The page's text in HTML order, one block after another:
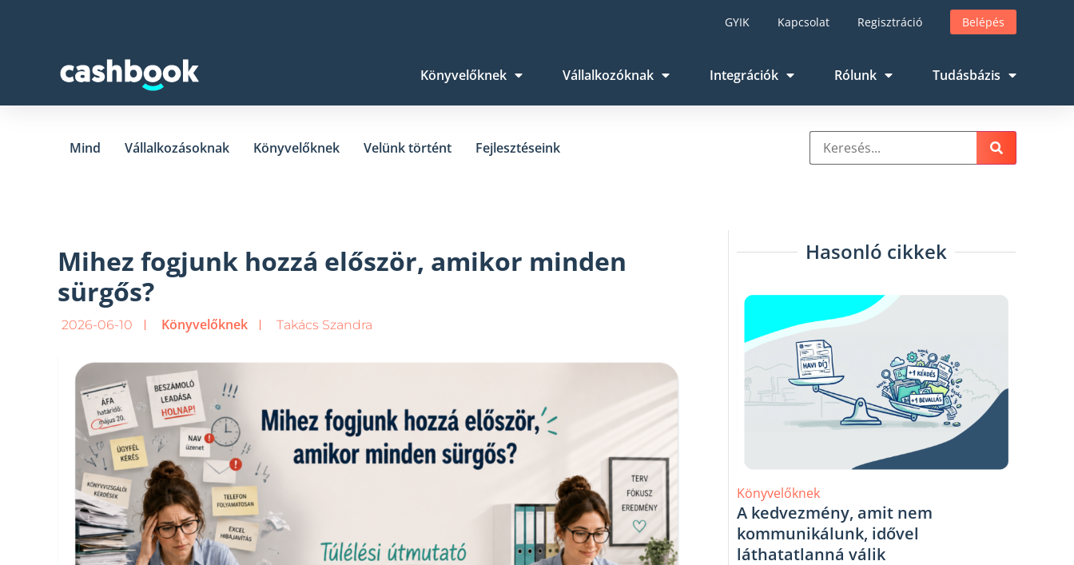
GYIK Kapcsolat Regisztráció Belépés
Könyvelőknek Vállalkozóknak Integrációk Rólunk Tudásbázis
Mind Vállalkozásoknak Könyvelőknek Velünk történt Fejlesztéseink
Mihez fogjunk hozzá először, amikor minden
sürgős?
2026-06-10 Könyvelőknek Takács Szandra
Hasonló cikkek
Könyvelőknek
A kedvezmény, amit nem
kommunikálunk, idővel
láthatatlanná válik